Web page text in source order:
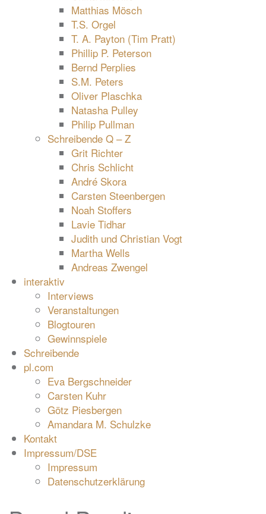
Matthias Mösch
T.S. Orgel
T. A. Payton (Tim Pratt)
Phillip P. Peterson
Bernd Perplies
S.M. Peters
Oliver Plaschka
Natasha Pulley
Philip Pullman
Schreibende Q – Z
Grit Richter
Chris Schlicht
André Skora
Carsten Steenbergen
Noah Stoffers
Lavie Tidhar
Judith und Christian Vogt
Martha Wells
Andreas Zwengel
interaktiv
Interviews
Veranstaltungen
Blogtouren
Gewinnspiele
Schreibende
pl.com
Eva Bergschneider
Carsten Kuhr
Götz Piesbergen
Amandara M. Schulzke
Kontakt
Impressum/DSE
Impressum
Datenschutzerklärung